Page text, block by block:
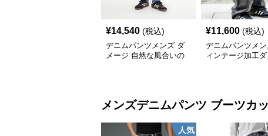
¥14,540 (税込)
デニムパンツメンズ ダ
メージ 自然な風合いの
¥11,600 (税込)
デニムパンツメ
ィンテージ加工
メンズデニムパンツ ブーツカ
人気